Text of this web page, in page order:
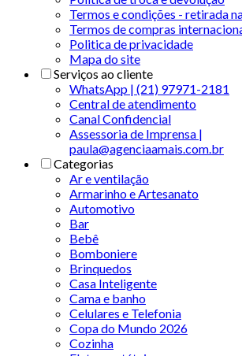
Termos e condições - retirada
Termos de compras
Politica de privacidade
Mapa do site
Serviços ao cliente
WhatsApp | (21) 97971-2181
Central de atendimento
Canal Confidencial
Assessoria de Imprensa |
paula@agenciaamais.com.br
Categorias
Ar e ventilação
Armarinho e Artesanato
Automotivo
Bar
Bebê
Bomboniere
Brinquedos
Casa Inteligente
Cama e banho
Celulares e Telefonia
Copa do Mundo 2026
Cozinha